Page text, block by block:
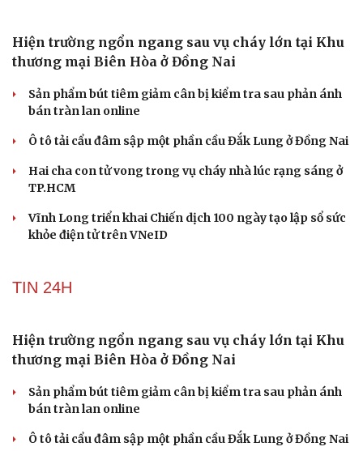
Hiện trường ngổn ngang sau vụ cháy lớn tại Khu
thương mại Biên Hòa ở Đồng Nai
bán tràn lan online
Hai cha con tử vong trong vụ cháy nhà lúc rạng sáng ở
TP.HCM
Vĩnh Long triển khai Chiến dịch 100 ngày tạo lập sổ sức
khỏe điện tử trên VNeID